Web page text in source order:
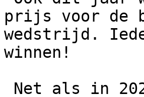
prijs voor de
wedstrijd.
winnen!